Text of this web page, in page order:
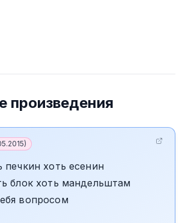
произведения
)
печкин хоть есенин
блок хоть мандельштам
вопросом